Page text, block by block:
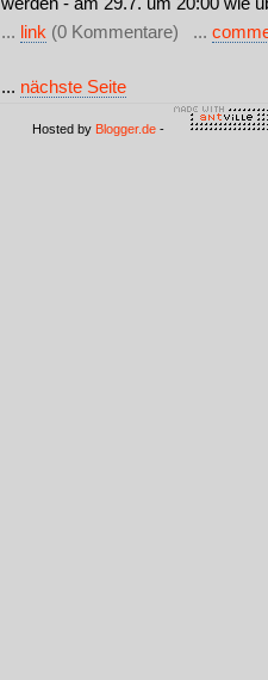
... link (0 Kommentare) ...
... nächste Seite
Hosted by Blogger.de -